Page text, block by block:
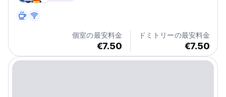
個室の最安料金
€7.50
ドミトリーの最安料金
€7.50